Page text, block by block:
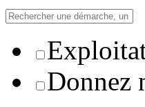
Donnez